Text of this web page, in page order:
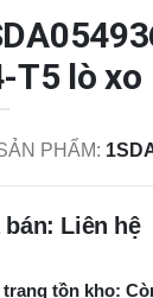
T5 lò xo
PHẨM:
bán: Liên hệ
trạng tồn kho: